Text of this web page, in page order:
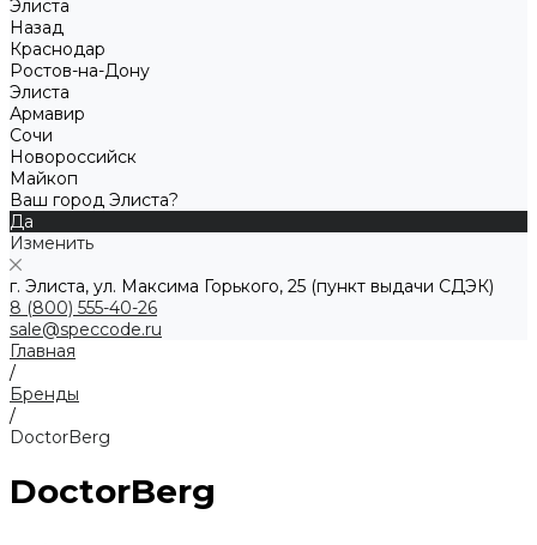
Элиста
Назад
Краснодар
Ростов-на-Дону
Элиста
Армавир
Сочи
Новороссийск
Майкоп
Ваш город Элиста?
Да
Изменить
г. Элиста, ул. Максима Горького, 25 (пункт выдачи СДЭК)
8 (800) 555-40-26
sale@speccode.ru
Главная
/
Бренды
/
DoctorBerg
DoctorBerg